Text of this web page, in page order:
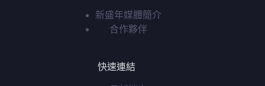
新盛年媒體簡介
合作夥伴
快速連結